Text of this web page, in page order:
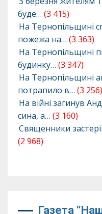
буде… (3 415)
На Тернопільщині
пожежа на… (3 363)
На Тернопільщині
будинку… (3 347)
На Тернопільщині
потрапило в… (3 256)
На війні загинув
сина, а… (3 160)
Священники
(2 968)
Газета